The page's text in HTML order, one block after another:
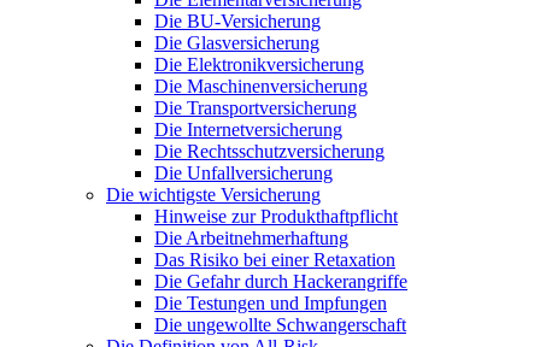
Die BU-Versicherung
Die Glasversicherung
Die Elektronikversicherung
Die Maschinenversicherung
Die Transportversicherung
Die Internetversicherung
Die Rechtsschutzversicherung
Die Unfallversicherung
Die wichtigste Versicherung
Hinweise zur Produkthaftpflicht
Die Arbeitnehmerhaftung
Das Risiko bei einer Retaxation
Die Gefahr durch Hackerangriffe
Die Testungen und Impfungen
Die ungewollte Schwangerschaft